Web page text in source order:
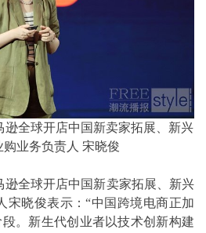
逊全球开店中国新卖家拓展、新兴
购业务负责人 宋晓俊
逊全球开店中国新卖家拓展、新兴
宋晓俊表示：“中国跨境电商正加
段。新生代创业者以技术创新构建